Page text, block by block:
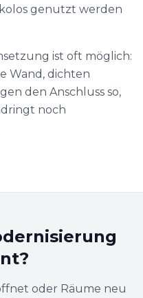
genutzt werden
ist oft möglich:
Wand, dichten
den Anschluss so,
noch
oder Räume neu